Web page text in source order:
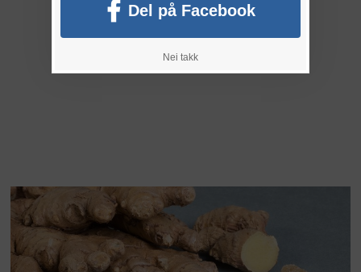
Del på Facebook
Nei takk